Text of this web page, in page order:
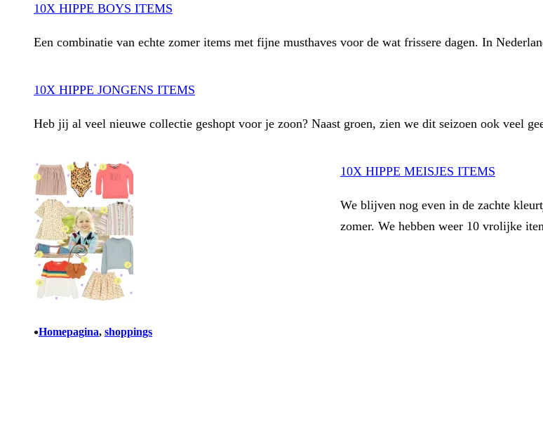
10X HIPPE BOYS ITEMS
Een combinatie van echte zomer items met fijne musthaves voor de wat frissere dagen. In
10X HIPPE JONGENS ITEMS
Heb jij al veel nieuwe collectie geshopt voor je zoon? Naast groen, zien we dit seizoen ook veel
10X HIPPE MEISJES ITEMS
We blijven nog even in de zachte
zomer. We hebben weer 10 vrolijke
•Homepagina, shoppings